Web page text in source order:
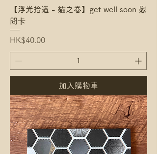
【浮光拾遺 - 貓之卷】get well soon 慰
問卡
Price
HK$40.00
加入購物車